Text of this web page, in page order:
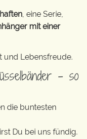
, eine Serie,
mit einer
und Lebensfreude.
– so
die buntesten
Du bei uns fündig.